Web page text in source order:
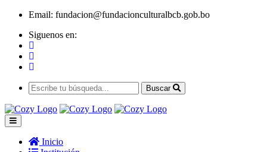
Email: fundacion@fundacionculturalbcb.gob.bo
Siguenos en:
Buscar
Inicio